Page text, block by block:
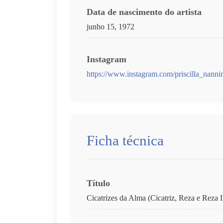
Data de nascimento do artista
junho 15, 1972
Instagram
https://www.instagram.com/
Ficha técnica
Título
Cicatrizes da Alma (Cicatriz, Reza e Reza